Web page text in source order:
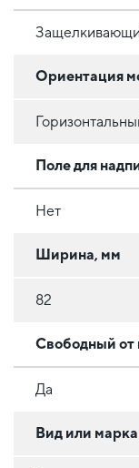
Ориентация
Поле для
Нет
Ширина, мм
82
Свободный от
Да
Вид или